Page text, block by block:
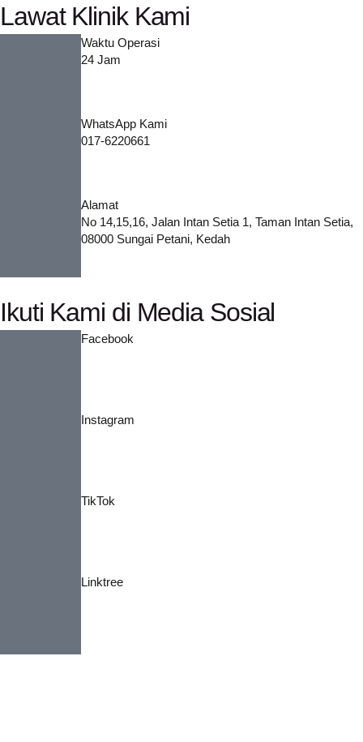
Lawat Klinik Kami
Waktu Operasi
24 Jam
WhatsApp Kami
017-6220661
Alamat
No 14,15,16, Jalan Intan Setia 1, Taman Intan Setia,
08000 Sungai Petani, Kedah
Ikuti Kami di Media Sosial
Facebook
Instagram
TikTok
Linktree